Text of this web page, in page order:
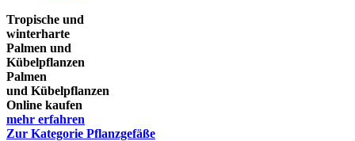
Tropische und
winterharte
Palmen und
Kübelpflanzen
Palmen
und Kübelpflanzen
Online kaufen
mehr erfahren
Zur Kategorie Pflanzgefäße